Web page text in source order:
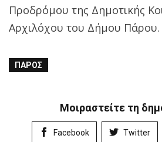
Προδρόμου της Δημοτικής
Αρχιλόχου του Δήμου Πάρου.
ΠΆΡΟΣ
Μοιραστείτε τη
Facebook Twitter